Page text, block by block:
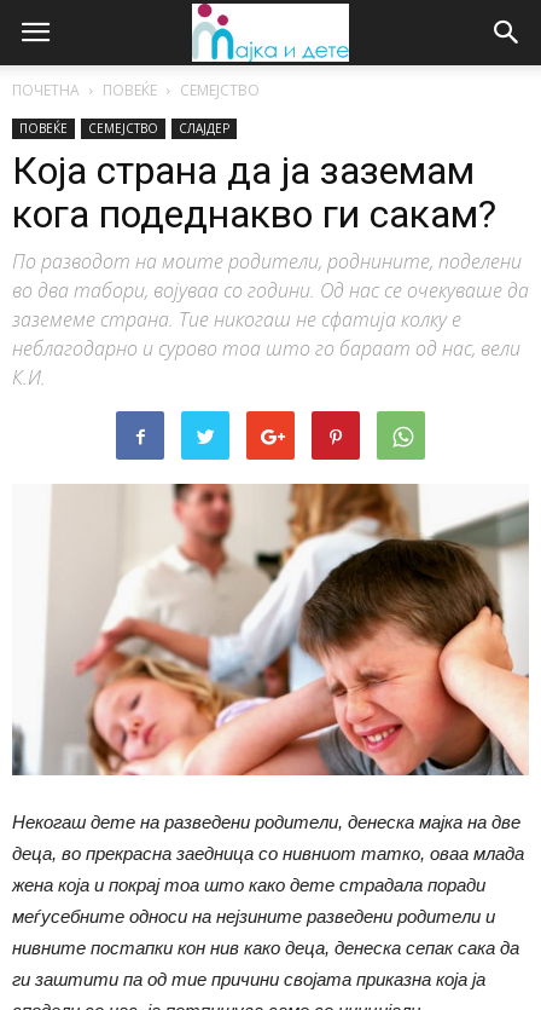
ПОЧЕТНА ПОВЕЌЕ СЕМЕЈСТВО
ПОВЕЌЕ СЕМЕЈСТВО СЛАЈДЕР
Која страна да ја заземам
кога подеднакво ги сакам?
По разводот на моите родители, роднините, поделени
во два табори, војуваа со години. Од нас се очекуваше да
заземеме страна. Тие никогаш не сфатија колку е
неблагодарно и сурово тоа што го бараат од нас, вели
К.И.
Некогаш дете на разведени родители, денеска мајка на две
деца, во прекрасна заедница со нивниот татко, оваа млада
жена која и покрај тоа што како дете страдала поради
меѓусебните односи на нејзините разведени родители и
нивните постапки кон нив како деца, денеска сепак сака да
ги заштити па од тие причини својата приказна која ја